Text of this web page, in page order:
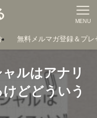
MENU
無料メルマガ登録＆プ
ルはアナリ
どどういう